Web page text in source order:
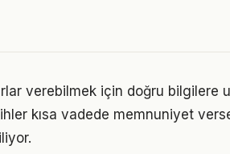
verebilmek için doğru bilgilere
kısa vadede memnuniyet